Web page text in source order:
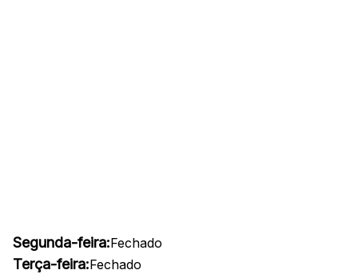
Segunda-feira:Fechado
Terça-feira:Fechado